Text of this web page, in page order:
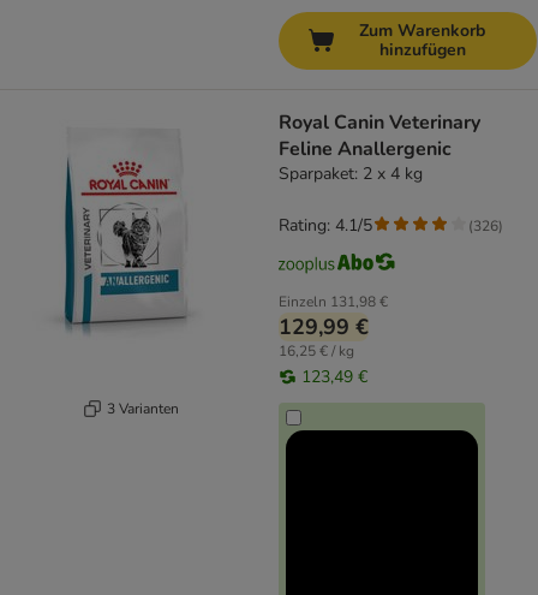
Zum Warenkorb
hinzufügen
3 Varianten
Royal Canin Veterinary
Feline Anallergenic
Sparpaket: 2 x 4 kg
Einzeln 131,98 €
129,99 €
16,25 € / kg
123,49 €
Rating: 4.1/5 (326)